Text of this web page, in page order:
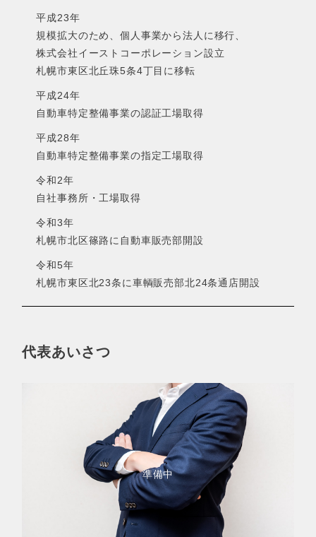
平成23年
規模拡大のため、個人事業から法人に移行、
株式会社イーストコーポレーション設立
札幌市東区北丘珠5条4丁目に移転
平成24年
自動車特定整備事業の認証工場取得
平成28年
自動車特定整備事業の指定工場取得
令和2年
自社事務所・工場取得
令和3年
札幌市北区篠路に自動車販売部開設
令和5年
札幌市東区北23条に車輌販売部北24条通店開設
代表あいさつ
準備中